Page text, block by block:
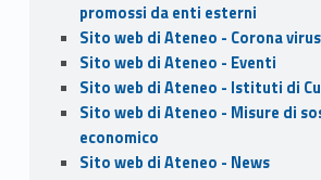
promossi da enti esterni
Sito web di Ateneo - Corona virus
Sito web di Ateneo - Eventi
Sito web di Ateneo - Istituti di
Sito web di Ateneo - Misure di
economico
Sito web di Ateneo - News